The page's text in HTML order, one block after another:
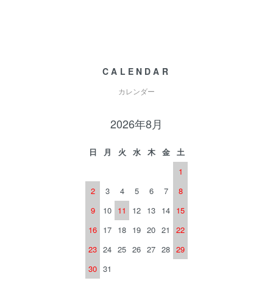
CALENDAR
カレンダー
2026年8月
日 月 火 水 木 金
土
1
2
3 4 5 6 7
8
9
10 11 12 13 14 15
16 17 18 19 20 21
22
23 24 25 26 27 28 29
30 31